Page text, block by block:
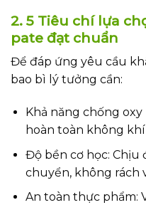
2. 5 Tiêu chí lựa
pate đạt chuẩn
Để đáp ứng yêu cầu
bao bì lý tưởng cần:
Khả năng chống
hoàn toàn không
Độ bền cơ học: Chịu
chuyển, không rách
An toàn thực phẩm: